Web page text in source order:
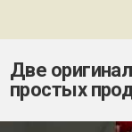
Две
простых